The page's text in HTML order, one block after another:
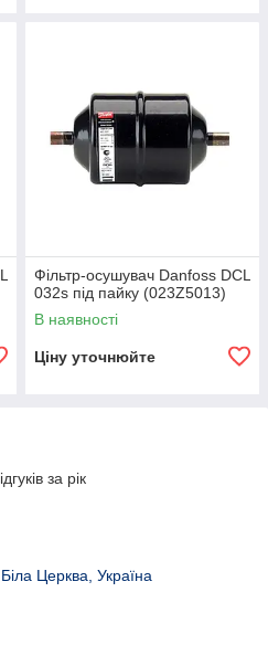
Фільтр-осушувач Danfoss DCL
032s під пайку (023Z5013)
В наявності
Ціну уточнюйте
за рік
Церква, Україна